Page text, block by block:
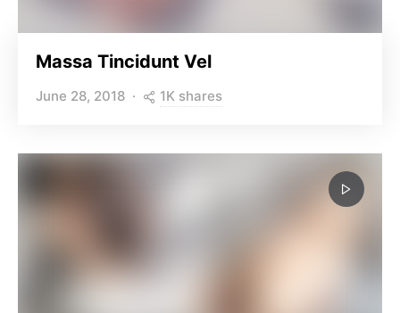
Massa Tincidunt Vel
June 28, 2018 1K shares